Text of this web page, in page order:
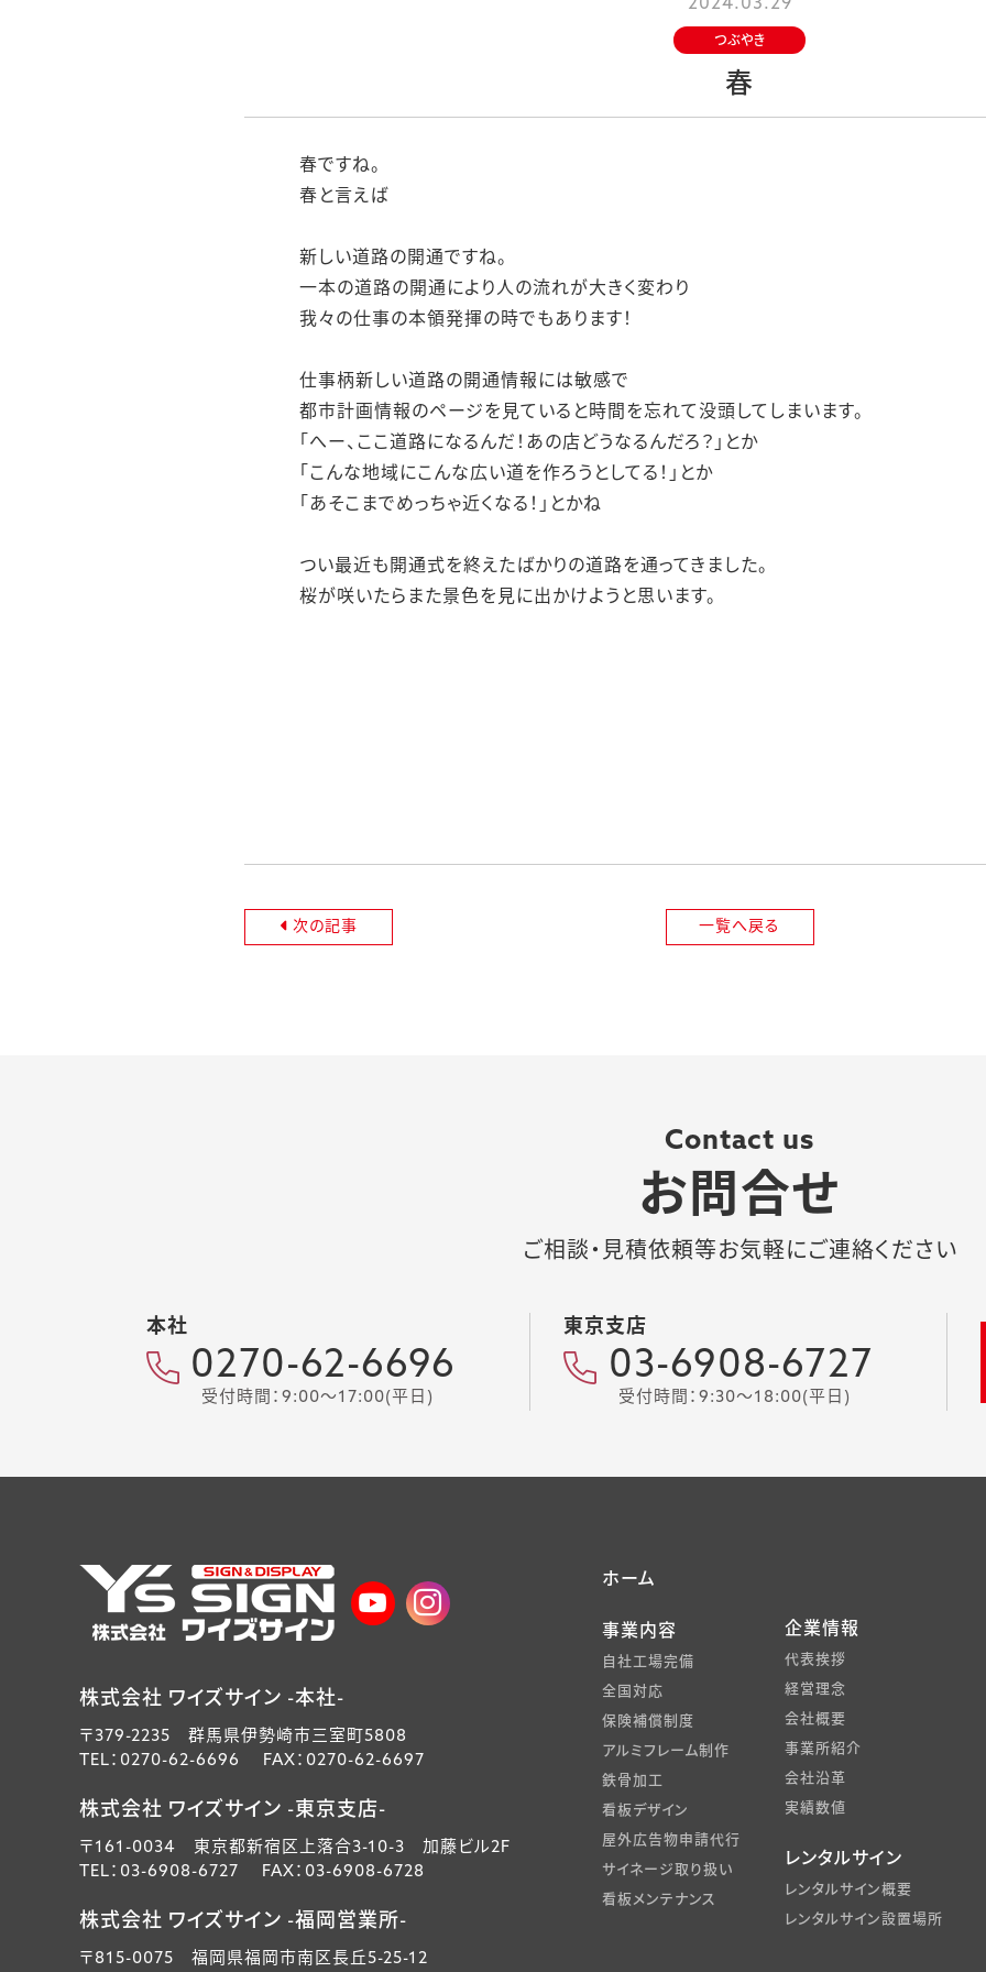
2024.03.29
つぶやき
春
春ですね。
春と言えば
新しい道路の開通ですね。
一本の道路の開通により人の流れが大きく変わり
我々の仕事の本領発揮の時でもあります！
仕事柄新しい道路の開通情報には敏感で
都市計画情報のページを見ていると時間を忘れて没頭してしまいます。
「へー、ここ道路になるんだ！あの店どうなるんだろ？」とか
「こんな地域にこんな広い道を作ろうとしてる！」とか
「あそこまでめっちゃ近くなる！」とかね
つい最近も開通式を終えたばかりの道路を通ってきました。
桜が咲いたらまた景色を見に出かけようと思います。
次の記事 一覧へ戻る
Contact us
お問合せ
ご相談・見積依頼等お気軽にご連絡ください
本社
0270-62-6696
受付時間：9:00～17:00(平日)
東京支店
03-6908-6727
受付時間：9:30～18:00(平日)
株式会社 ワイズサイン -本社-
〒379-2235 群馬県伊勢崎市三室町5808
TEL：0270-62-6696 FAX：0270-62-6697
株式会社 ワイズサイン -東京支店-
〒161-0034 東京都新宿区上落合3-10-3 加藤ビル2F
TEL：03-6908-6727 FAX：03-6908-6728
株式会社 ワイズサイン -福岡営業所-
〒815-0075 福岡県福岡市南区長丘5-25-12
ホーム
事業内容
自社工場完備
全国対応
保険補償制度
アルミフレーム制作
鉄骨加工
看板デザイン
屋外広告物申請代行
サイネージ取り扱い
看板メンテナンス
企業情報
代表挨拶
経営理念
会社概要
事業所紹介
会社沿革
実績数値
レンタルサイン
レンタルサイン概要
レンタルサイン設置場所